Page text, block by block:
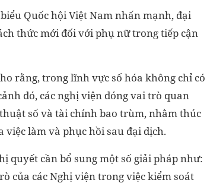
Quốc hội Việt Nam nhấn mạnh, đại
thức mới đối với phụ nữ trong tiếp cận
rằng, trong lĩnh vực số hóa không chỉ có
đó, các nghị viện đóng vai trò quan
số và tài chính bao trùm, nhằm thúc
làm và phục hồi sau đại dịch.
quyết cần bổ sung một số giải pháp như:
của các Nghị viện trong việc kiểm soát